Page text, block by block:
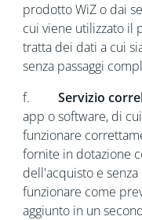
prodotto WiZ o dai
cui viene utilizzato il
tratta dei dati a cui
senza passaggi
f. Servizio
app o software, di
funzionare
fornite in dotazione
dell'acquisto e
funzionare come
aggiunto in un